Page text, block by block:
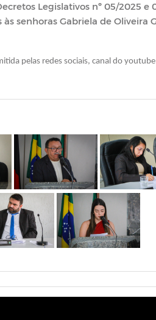
Legislativos nº 05/2025 e
senhoras Gabriela de Oliveira
pelas redes sociais, canal do